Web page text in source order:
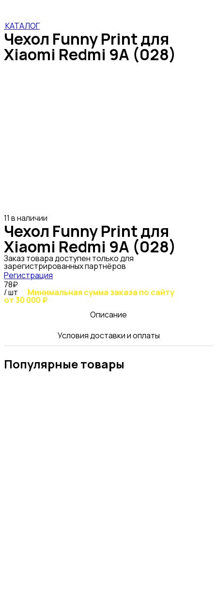
КАТАЛОГ
Чехол Funny Print для
Xiaomi Redmi 9A (028)
11 в наличии
Чехол Funny Print для
Xiaomi Redmi 9A (028)
Заказ товара доступен только для
зарегистрированных партнёров
Регистрация
78₽
/ шт Минимальная сумма заказа по сайту
от 30 000 ₽
Описание
Условия доставки и оплаты
Популярные товары